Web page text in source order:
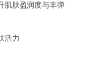
肌肤盈润度与丰弹
活力